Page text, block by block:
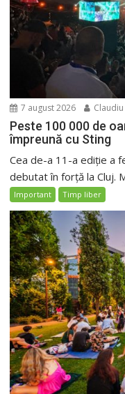
7 august 2026
Peste 100 000 de
împreună cu Sting
Cea de-a 11-a ediție a
debutat în forță la Cluj.
Important Timp liber